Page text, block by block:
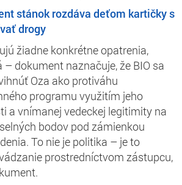
stánok rozdáva deťom kartičky s
drogy
žiadne konkrétne opatrenia,
dokument naznačuje, že BIO sa
Oza ako protiváhu
programu využitím jeho
a vnímanej vedeckej legitimity na
bodov pod zámienkou
To nie je politika – je to
prostredníctvom zástupcu,